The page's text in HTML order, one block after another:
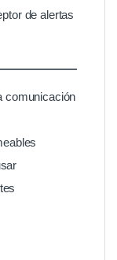
de alertas
comunicación